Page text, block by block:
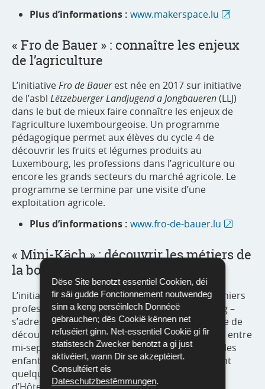
Dëse Site benotzt essentiel Cookien, déi
fir säi gudde Fonctionnement noutwendeg
sinn a keng perséinlech Donnéeë
gebrauchen; dës Cookië kënnen net
refuséiert ginn. Net-essentiel Cookië gi fir
statistesch Zwecker benotzt a gi just
aktivéiert, wann Dir se akzeptéiert.
Consultéiert eis
Dateschutzbestëmmungen.
Plus d’informations : www.makerspace.lu
« Fro de Bauer » : connaître les enjeux
de l’agriculture
L’initiativeFro de Bauerest née en 2017 sur initiative
de l’asbl Lëtzebuerger Landjugend a Jongbaueren(LLJ)
dans le but de mieux faire connaître les enjeux de
l’agriculture luxembourgeoise. Un programme
pédagogique permet aux élèves du cycle 4 de
découvrir les fruits et légumes produits au
Luxembourg, les professions dans l’agriculture ou
encore les grands secteurs du marché agricole. Le
programme se termine par une visite d’une
exploitation agricole.
Plus d’informations : www.fro-de-bauer.lu
« Mini-Käch » : découvrir les métiers de
la bouche
L’initiative du Vatel Club – l’association des cuisiniers
professionnels du Grand-Duché de Luxembourg –
s’adresse aux enfants de 9 à 13 ans qui ont envie de
découvrir les métiers de la bouche. Les samedis entre
mi-septembre et juin, une à deux fois par mois, les
enfants sont invités à cuisiner ensemble pendant
quelques heures dans les locaux de l’École